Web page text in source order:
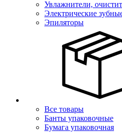
Увлажнители,
Электрические
Эпиляторы
Все товары
Банты упаковочные
Бумага упаковочная